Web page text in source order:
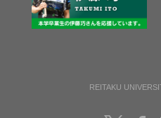
REITAKU